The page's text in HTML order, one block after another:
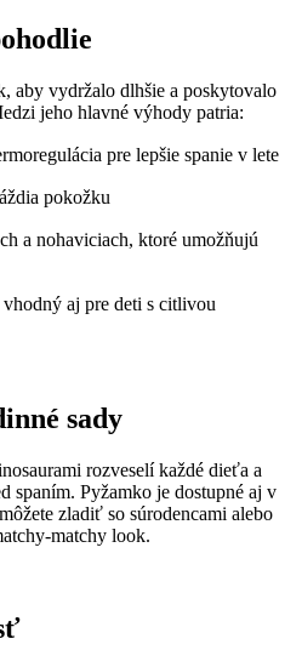
aby vydržalo dlhšie a poskytovalo
jeho hlavné výhody patria:
pre lepšie spanie v lete
pokožku
a nohaviciach, ktoré umožňujú
aj pre deti s citlivou
sady
rozveselí každé dieťa a
spaním. Pyžamko je dostupné aj v
zladiť so súrodencami alebo
matchy look.